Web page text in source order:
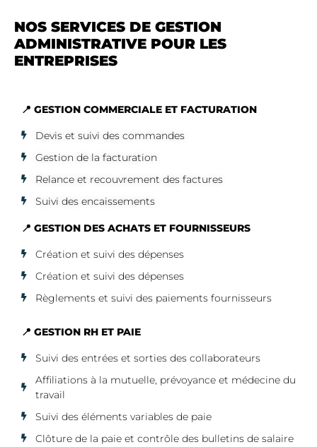
NOS SERVICES DE GESTION
ADMINISTRATIVE POUR LES
ENTREPRISES
📍 GESTION COMMERCIALE ET FACTURATION
Devis et suivi des commandes
Gestion de la facturation
Relance et recouvrement des factures
Suivi des encaissements
📍 GESTION DES ACHATS ET FOURNISSEURS
Création et suivi des dépenses
Création et suivi des dépenses
Règlements et suivi des paiements fournisseurs
📍 GESTION RH ET PAIE
Suivi des entrées et sorties des collaborateurs
Affiliations à la mutuelle, prévoyance et médecine du
travail
Suivi des éléments variables de paie
Clôture de la paie et contrôle des bulletins de salaire